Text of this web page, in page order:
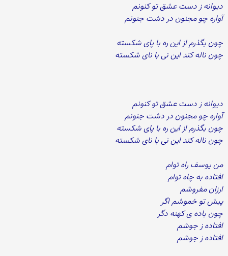
دیوانه ز دست عشق تو کنونم
آواره چو مجنون در دشت جنونم
چون بگذرم از این ره با پای شکسته
چون ناله کند این نی با نای شکسته
دیوانه ز دست عشق تو کنونم
آواره چو مجنون در دشت جنونم
چون بگذرم از این ره با پای شکسته
چون ناله کند این نی با نای شکسته
من یوسف راه توام
افتاده به چاه توام
ارزان مفروشم
پیش تو خموشم اگر
چون باده ی کهنه دگر
افتاده ز جوشم
افتاده ز جوشم